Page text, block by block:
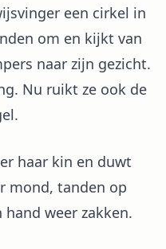
een cirkel in
om en kijkt van
naar zijn gezicht.
Nu ruikt ze ook de
haar kin en duwt
mond, tanden op
weer zakken.